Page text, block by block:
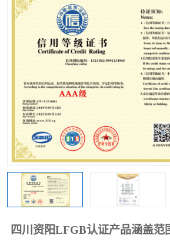
四川资阳LFGB认证产品涵盖范